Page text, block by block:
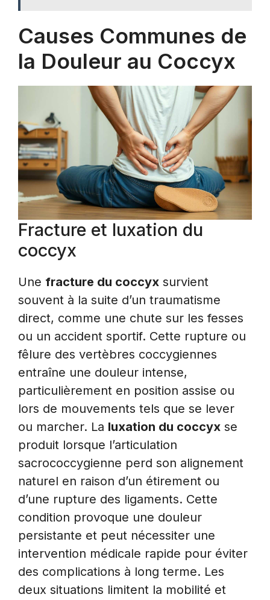
Causes Communes de
la Douleur au Coccyx
Fracture et luxation du
coccyx
Une fracture du coccyx survient
souvent à la suite d’un traumatisme
direct, comme une chute sur les fesses
ou un accident sportif. Cette rupture ou
fêlure des vertèbres coccygiennes
entraîne une douleur intense,
particulièrement en position assise ou
lors de mouvements tels que se lever
ou marcher. La luxation du coccyx se
produit lorsque l’articulation
sacrococcygienne perd son alignement
naturel en raison d’un étirement ou
d’une rupture des ligaments. Cette
condition provoque une douleur
persistante et peut nécessiter une
intervention médicale rapide pour éviter
des complications à long terme. Les
deux situations limitent la mobilité et